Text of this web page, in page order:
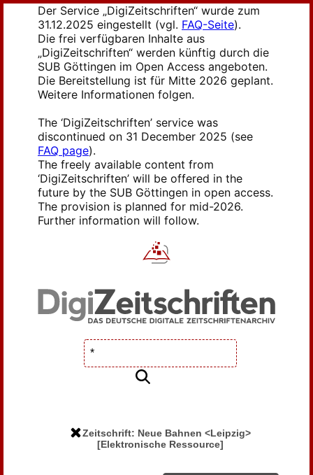
Der Service „DigiZeitschriften“ wurde zum
31.12.2025 eingestellt (vgl. FAQ-Seite).
Die frei verfügbaren Inhalte aus
„DigiZeitschriften“ werden künftig durch die
SUB Göttingen im Open Access angeboten.
Die Bereitstellung ist für Mitte 2026 geplant.
Weitere Informationen folgen.
The ‘DigiZeitschriften’ service was
discontinued on 31 December 2025 (see
FAQ page).
The freely available content from
‘DigiZeitschriften’ will be offered in the
future by the SUB Göttingen in open access.
The provision is planned for mid-2026.
Further information will follow.
Zeitschrift: Neue Bahnen <Leipzig>
[Elektronische Ressource]